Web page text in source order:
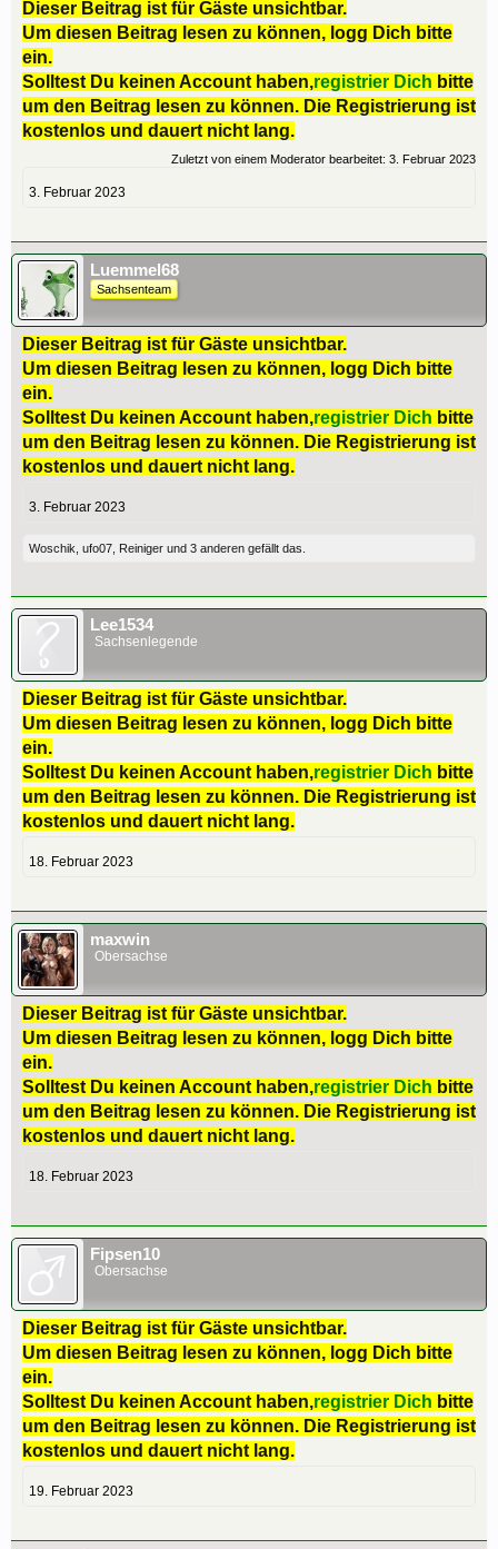
Dieser Beitrag ist für Gäste unsichtbar.
Um diesen Beitrag lesen zu können, logg Dich bitte
ein.
Solltest Du keinen Account haben,registrier Dich bitte
um den Beitrag lesen zu können. Die Registrierung ist
kostenlos und dauert nicht lang.
Zuletzt von einem Moderator bearbeitet: 3. Februar 2023
3. Februar 2023
Luemmel68
Sachsenteam
Dieser Beitrag ist für Gäste unsichtbar.
Um diesen Beitrag lesen zu können, logg Dich bitte
ein.
Solltest Du keinen Account haben,registrier Dich bitte
um den Beitrag lesen zu können. Die Registrierung ist
kostenlos und dauert nicht lang.
3. Februar 2023
Woschik ufo07 Reiniger und 3 anderen gefällt das.
Lee1534
Sachsenlegende
Dieser Beitrag ist für Gäste unsichtbar.
Um diesen Beitrag lesen zu können, logg Dich bitte
ein.
Solltest Du keinen Account haben,registrier Dich bitte
um den Beitrag lesen zu können. Die Registrierung ist
kostenlos und dauert nicht lang.
18. Februar 2023
maxwin
Obersachse
Dieser Beitrag ist für Gäste unsichtbar.
Um diesen Beitrag lesen zu können, logg Dich bitte
ein.
Solltest Du keinen Account haben,registrier Dich bitte
um den Beitrag lesen zu können. Die Registrierung ist
kostenlos und dauert nicht lang.
18. Februar 2023
Fipsen10
Obersachse
Dieser Beitrag ist für Gäste unsichtbar.
Um diesen Beitrag lesen zu können, logg Dich bitte
ein.
Solltest Du keinen Account haben,registrier Dich bitte
um den Beitrag lesen zu können. Die Registrierung ist
kostenlos und dauert nicht lang.
19. Februar 2023